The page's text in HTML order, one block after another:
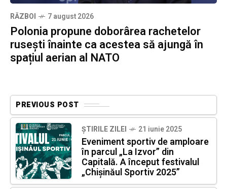
RĂZBOI 7 august 2026
Polonia propune doborârea rachetelor
rusești înainte ca acestea să ajungă în
spațiul aerian al NATO
PREVIOUS POST
ȘTIRILE ZILEI 21 iunie 2025
Eveniment sportiv de amploare
în parcul „La Izvor” din
Capitală. A început festivalul
„Chișinăul Sportiv 2025”